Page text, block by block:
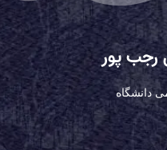
رجب پور
دانشگاه